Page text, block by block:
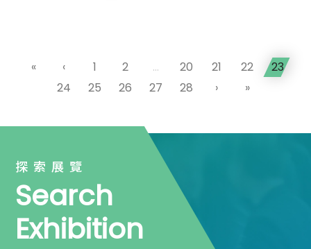
« ‹ 1 2 ... 20 21 22
23
24
25 26 27 28 › »
探索展覽
Search
Exhibition